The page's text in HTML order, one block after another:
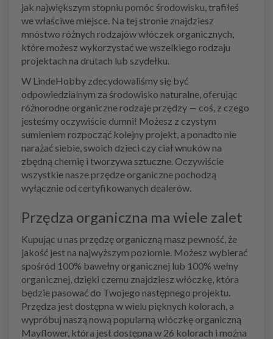
jak największym stopniu pomóc środowisku, trafiłeś
we właściwe miejsce. Na tej stronie znajdziesz
mnóstwo różnych rodzajów włóczek organicznych,
które możesz wykorzystać we wszelkiego rodzaju
projektach na drutach lub szydełku.
W LindeHobby zdecydowaliśmy się być
odpowiedzialnym za środowisko naturalne, oferując
różnorodne organiczne rodzaje przędzy — coś, z czego
jesteśmy oczywiście dumni! Możesz z czystym
sumieniem rozpocząć kolejny projekt, a ponadto nie
narażać siebie, swoich dzieci czy ciał wnuków na
zbędną chemię i tworzywa sztuczne. Oczywiście
wszystkie nasze przędze organiczne pochodzą
wyłącznie od certyfikowanych dealerów.
Przędza organiczna ma wiele zalet
Kupując u nas przędzę organiczną masz pewność, że
jakość jest na najwyższym poziomie. Możesz wybierać
spośród 100% bawełny organicznej lub 100% wełny
organicznej, dzięki czemu znajdziesz włóczkę, która
będzie pasować do Twojego następnego projektu.
Przędza jest dostępna w wielu pięknych kolorach, a
wypróbuj naszą nową popularną włóczkę organiczną
Mayflower, która jest dostępna w 26 kolorach i można